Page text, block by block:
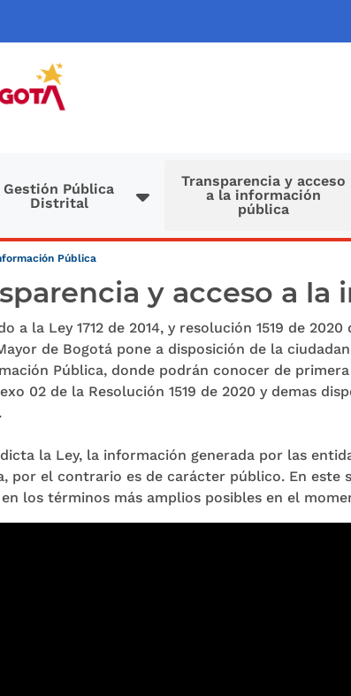
Gestión Pública
Distrital
Transparencia y acceso
a la información
pública
Pública
y acceso a
a la Ley 1712 de 2014, y resolución 1519 de
de Bogotá pone a disposición de la
Pública, donde podrán conocer de
02 de la Resolución 1519 de 2020 y demas
la Ley, la información generada por las
por el contrario es de carácter público. En este
los términos más amplios posibles en el